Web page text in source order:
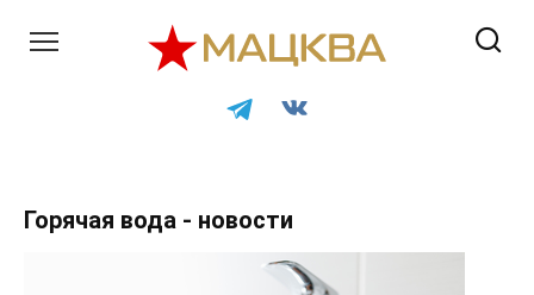
Горячая вода - новости